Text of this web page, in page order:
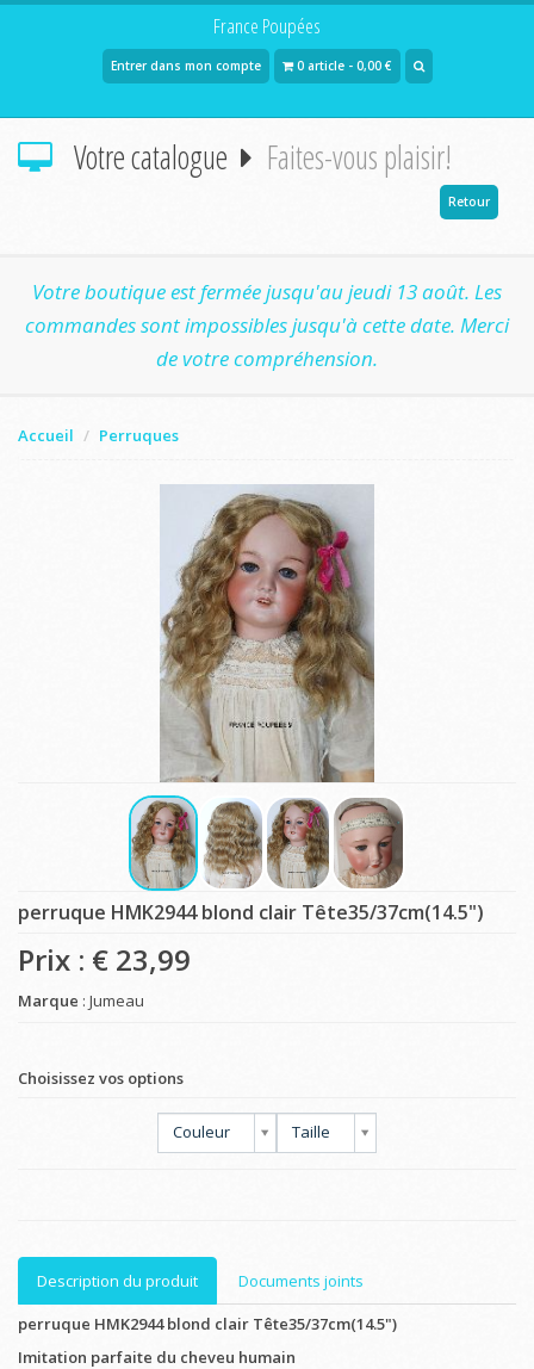
France Poupées
Entrer dans mon compte 0 article - 0,00 €
Votre catalogue Faites-vous plaisir!
Retour
Votre boutique est fermée jusqu'au jeudi 13 août. Les
commandes sont impossibles jusqu'à cette date. Merci
de votre compréhension.
Accueil Perruques
perruque HMK2944 blond clair Tête35/37cm(14.5")
Prix : € 23,99
Marque : Jumeau
Choisissez vos options
Couleur Taille
Description du produit
Documents joints
perruque HMK2944 blond clair Tête35/37cm(14.5")
Imitation parfaite du cheveu humain